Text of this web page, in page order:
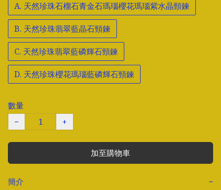
A. 天然珍珠石榴石青金石瑪瑙櫻花瑪瑙紫水晶頸鍊
B. 天然珍珠翡翠藍晶石頸鍊
C. 天然珍珠翡翠藍磷輝石頸鍊
D. 天然珍珠櫻花瑪瑙藍磷輝石頸鍊
數量
−
+
加至購物車
簡介
−